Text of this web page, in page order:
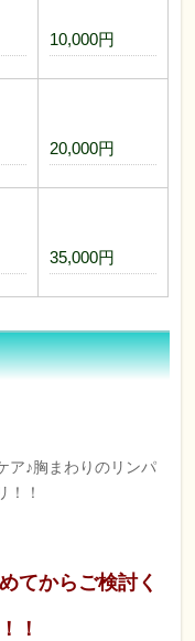
10,000円
20,000円
35,000円
ア♪胸まわりのリンパ
！！
てからご検討く
！